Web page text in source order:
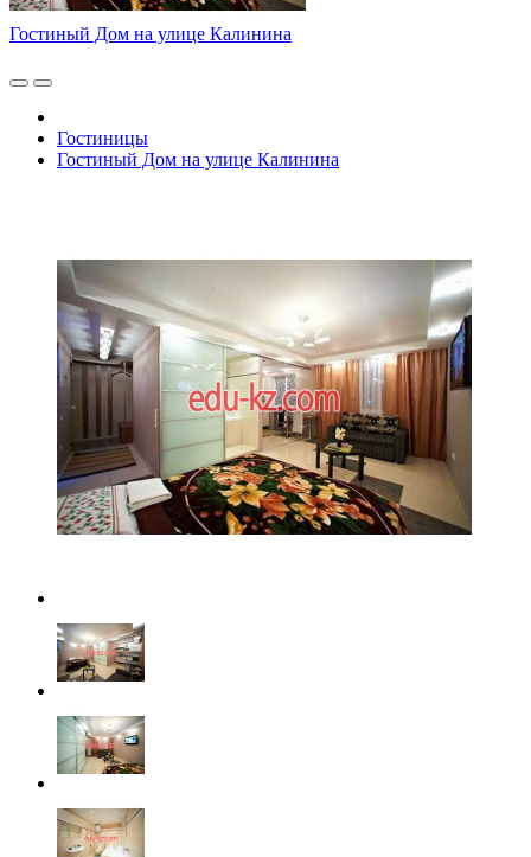
Гостиный Дом на улице Калинина
Гостиницы
Гостиный Дом на улице Калинина